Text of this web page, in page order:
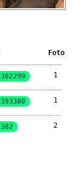
Foto
1
1
2